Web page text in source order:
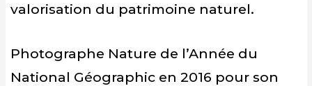
valorisation du patrimoine naturel.
Photographe Nature de l’Année du
National Géographic en 2016 pour son